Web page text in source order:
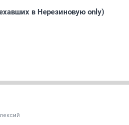
в Нерезиновую only)